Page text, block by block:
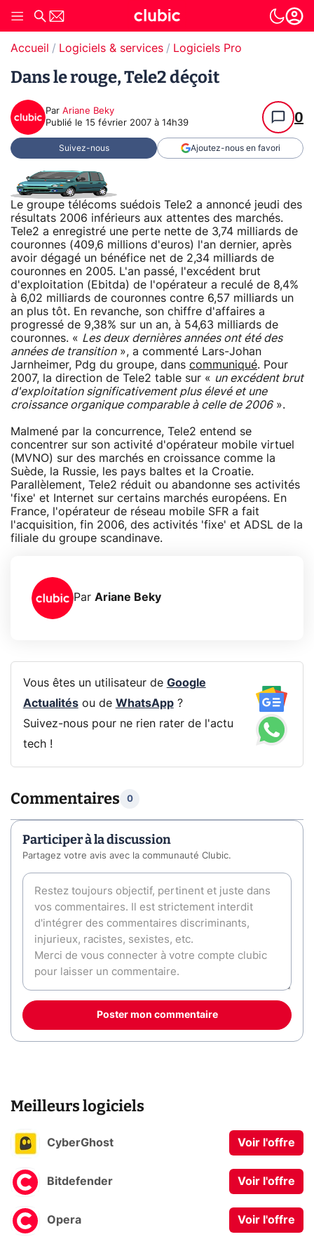
Accueil Logiciels & services Logiciels Pro
Dans le rouge, Tele2 déçoit
Par Ariane Beky
Publié le 15 février 2007 à 14h39 0
Suivez-nous Ajoutez-nous en favori
Le groupe télécoms suédois Tele2 a annoncé jeudi des
résultats 2006 inférieurs aux attentes des marchés.
Tele2 a enregistré une perte nette de 3,74 milliards de
couronnes (409,6 millions d'euros) l'an dernier, après
avoir dégagé un bénéfice net de 2,34 milliards de
couronnes en 2005. L'an passé, l'excédent brut
d'exploitation (Ebitda) de l'opérateur a reculé de 8,4%
à 6,02 milliards de couronnes contre 6,57 milliards un
an plus tôt. En revanche, son chiffre d'affaires a
progressé de 9,38% sur un an, à 54,63 milliards de
couronnes. « Les deux dernières années ont été des
années de transition», a commenté Lars-Johan
Jarnheimer, Pdg du groupe, dans communiqué. Pour
2007, la direction de Tele2 table sur « un excédent brut
d'exploitation significativement plus élevé et une
croissance organique comparable à celle de 2006».
Malmené par la concurrence, Tele2 entend se
concentrer sur son activité d'opérateur mobile virtuel
(MVNO) sur des marchés en croissance comme la
Suède, la Russie, les pays baltes et la Croatie.
Parallèlement, Tele2 réduit ou abandonne ses activités
'fixe' et Internet sur certains marchés européens. En
France, l'opérateur de réseau mobile SFR a fait
l'acquisition, fin 2006, des activités 'fixe' et ADSL de la
filiale du groupe scandinave.
Par Ariane Beky
Vous êtes un utilisateur de Google
Actualitésou de WhatsApp?
Suivez-nous pour ne rien rater de l'actu
tech !
Commentaires 0
Participer à la discussion
Partagez votre avis avec la communauté Clubic.
Poster mon commentaire
Meilleurs logiciels
CyberGhost Voir l'offre
Bitdefender Voir l'offre
Opera Voir l'offre